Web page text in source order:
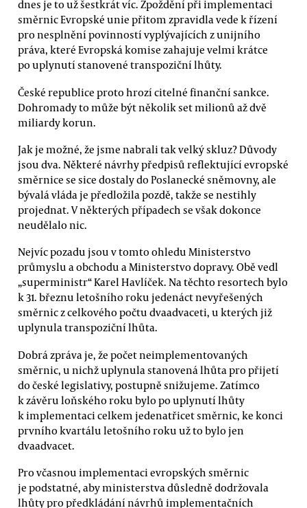
dnes je to už šestkrát víc. Zpoždění při implementaci
směrnic Evropské unie přitom zpravidla vede k řízení
pro nesplnění povinností vyplývajících z unijního
práva, které Evropská komise zahajuje velmi krátce
po uplynutí stanovené transpoziční lhůty.
České republice proto hrozí citelné finanční sankce.
Dohromady to může být několik set milionů až dvě
miliardy korun.
Jak je možné, že jsme nabrali tak velký skluz? Důvody
jsou dva. Některé návrhy předpisů reflektující evropské
směrnice se sice dostaly do Poslanecké sněmovny, ale
bývalá vláda je předložila pozdě, takže se nestihly
projednat. V některých případech se však dokonce
neudělalo nic.
Nejvíc pozadu jsou v tomto ohledu Ministerstvo
průmyslu a obchodu a Ministerstvo dopravy. Obě vedl
„superministr“ Karel Havlíček. Na těchto resortech bylo
k 31. březnu letošního roku jedenáct nevyřešených
směrnic z celkového počtu dvaadvaceti, u kterých již
uplynula transpoziční lhůta.
Dobrá zpráva je, že počet neimplementovaných
směrnic, u nichž uplynula stanovená lhůta pro přijetí
do české legislativy, postupně snižujeme. Zatímco
k závěru loňského roku bylo po uplynutí lhůty
k implementaci celkem jedenatřicet směrnic, ke konci
prvního kvartálu letošního roku už to bylo jen
dvaadvacet.
Pro včasnou implementaci evropských směrnic
je podstatné, aby ministerstva důsledně dodržovala
lhůty pro předkládání návrhů implementačních